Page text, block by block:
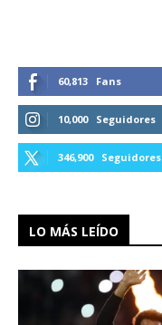
60,813 Fans
10,000 Seguidores
346,900 Seguidores
LO MÁS LEÍDO